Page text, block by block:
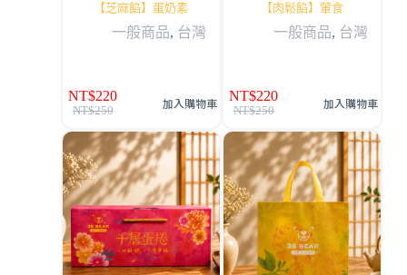
【芝麻餡】蛋奶素
一般商品, 台灣
NT$250
NT$220 加入購物車
【肉鬆餡】葷食
一般商品, 台灣
NT$250
NT$220 加入購物車